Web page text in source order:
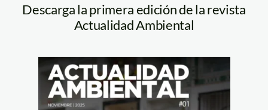
Descarga la primera edición de la revista
Actualidad Ambiental